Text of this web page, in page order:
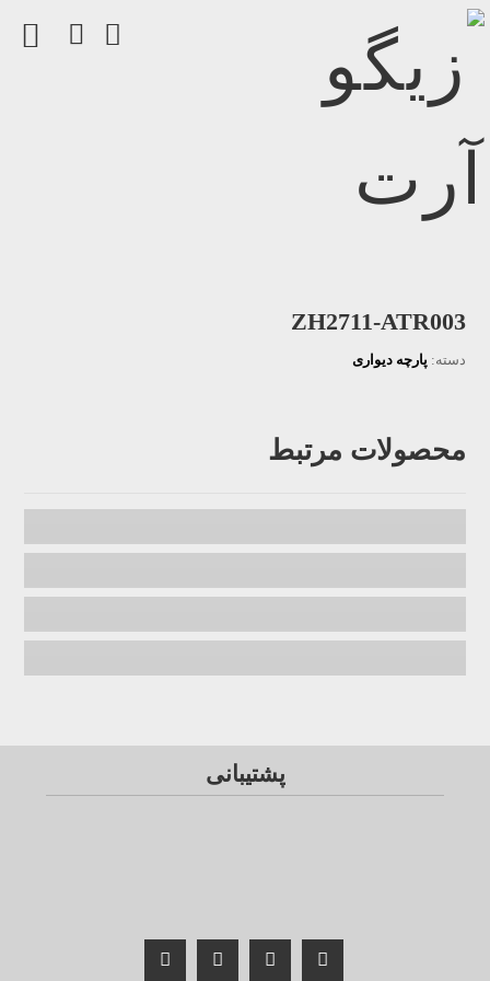
ZH2711-ATR003
دسته: پارچه دیواری
محصولات مرتبط
پشتیبانی